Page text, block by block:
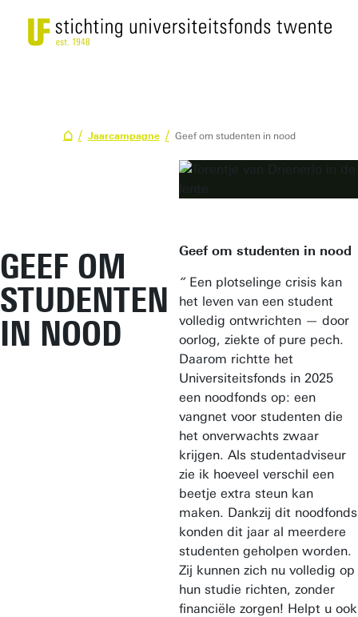
Jaarcampagne Geef om studenten in nood
GEEF OM
STUDENTEN
IN NOOD
Geef om studenten in nood
“Een plotselinge crisis kan
het leven van een student
volledig ontwrichten — door
oorlog, ziekte of pure pech.
Daarom richtte het
Universiteitsfonds in 2025
een noodfonds op: een
vangnet voor studenten die
het onverwachts zwaar
krijgen. Als studentadviseur
zie ik hoeveel verschil een
beetje extra steun kan
maken. Dankzij dit noodfonds
konden dit jaar al meerdere
studenten geholpen worden.
Zij kunnen zich nu volledig op
hun studie richten, zonder
financiële zorgen! Helpt u ook